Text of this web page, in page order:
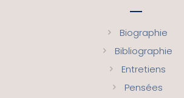
Biographie
Bibliographie
Entretiens
Pensées